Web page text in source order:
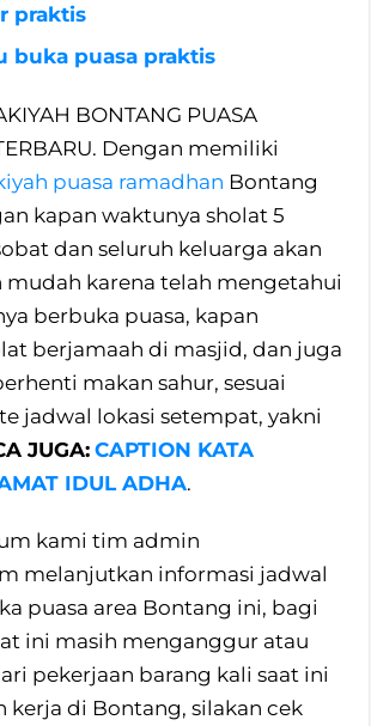
praktis
buka puasa praktis
BONTANG PUASA
Dengan memiliki
puasa ramadhan Bontang
kapan waktunya sholat 5
dan seluruh keluarga akan
karena telah mengetahui
berbuka puasa, kapan
berjamaah di masjid, dan juga
makan sahur, sesuai
jadwal lokasi setempat, yakni
JUGA: CAPTION KATA
IDUL ADHA.
kami tim admin
melanjutkan informasi jadwal
puasa area Bontang ini, bagi
ini masih menganggur atau
pekerjaan barang kali saat ini
kerja di Bontang, silakan cek